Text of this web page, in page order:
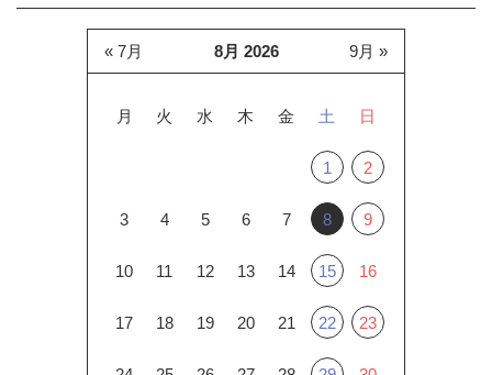
8月 2026
月 火 水 木 金 土 日
1 2
3 4 5 6 7 8 9
10 11 12 13 14 15 16
17 18 19 20 21 22 23
« 7月 9月 »